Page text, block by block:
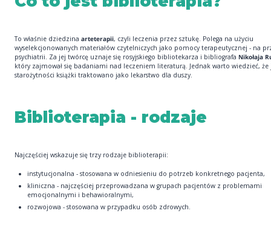
To właśnie dziedzina arteterapii, czyli leczenia przez sztukę. Polega na użyciu
wyselekcjonowanych materiałów czytelniczych jako pomocy terapeutycznej - na
psychiatrii. Za jej twórcę uznaje się rosyjskiego bibliotekarza i bibliografa Nikołaja
który zajmował się badaniami nad leczeniem literaturą. Jednak warto wiedzieć, że
starożytności książki traktowano jako lekarstwo dla duszy.
Biblioterapia - rodzaje
Najczęściej wskazuje się trzy rodzaje biblioterapii:
instytucjonalna - stosowana w odniesieniu do potrzeb konkretnego pacjenta,
kliniczna - najczęściej przeprowadzana w grupach pacjentów z problemami
emocjonalnymi i behawioralnymi,
rozwojowa - stosowana w przypadku osób zdrowych.